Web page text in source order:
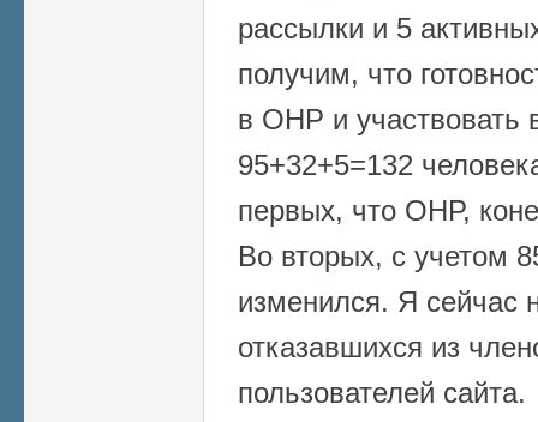
рассылки и 5
получим, что
в ОНР и
95+32+5=132
первых, что ОНР,
Во вторых, с учетом
изменился. Я сейчас
отказавшихся из
пользователей сайта.